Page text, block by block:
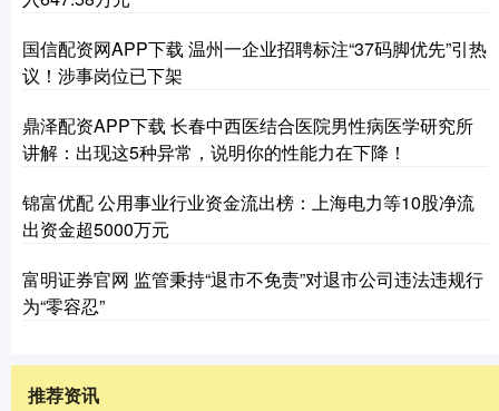
国信配资网APP下载 温州一企业招聘标注“37码脚优先”引热
议！涉事岗位已下架
鼎泽配资APP下载 长春中西医结合医院男性病医学研究所
讲解：出现这5种异常，说明你的性能力在下降！
锦富优配 公用事业行业资金流出榜：上海电力等10股净流
出资金超5000万元
富明证券官网 监管秉持“退市不免责”对退市公司违法违规行
为“零容忍”
推荐资讯